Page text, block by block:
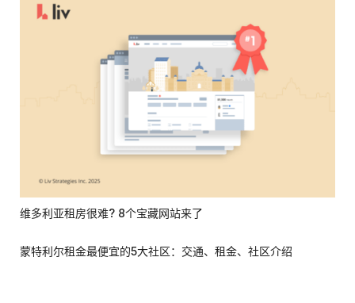
维多利亚租房很难? 8个宝藏网站来了
蒙特利尔租金最便宜的5大社区：交通、租金、社区介绍